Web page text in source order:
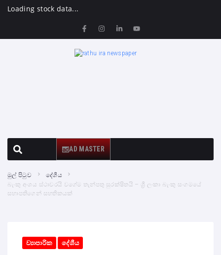
Loading stock data...
AD MASTER
මුල් පිටුව
දේශීය
බැංකු අංශය ස්ථාවරයි වගේම තැන්පතු සුරක්ෂිතයි – ශ්‍රී ලංකා බැංකු සංගමයේ
සභාපතිගෙන් සහතිකයක්
ව්‍යාපාරික දේශීය